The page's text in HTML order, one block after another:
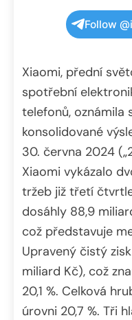
Follow
Xiaomi, přední
spotřební
telefonů, oznámila
konsolidované
30. června 2024
Xiaomi vykázalo
tržeb již třetí
dosáhly 88,9
což představuje
Upravený čistý
miliard Kč), což
20,1 %. Celková
úrovni 20,7 %. Tři